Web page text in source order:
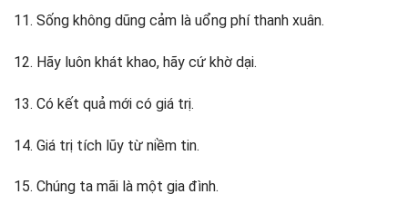
11. Sống không dũng cảm là uổng phí thanh xuân.
12. Hãy luôn khát khao, hãy cứ khờ dại.
13. Có kết quả mới có giá trị.
14. Giá trị tích lũy từ niềm tin.
15. Chúng ta mãi là một gia đình.